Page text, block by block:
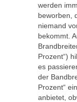
werden
beworben,
niemand
bekommt.
Prozent“)
es
der
Prozent“
anbietet,